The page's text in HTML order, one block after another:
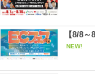
【8/8
NEW!